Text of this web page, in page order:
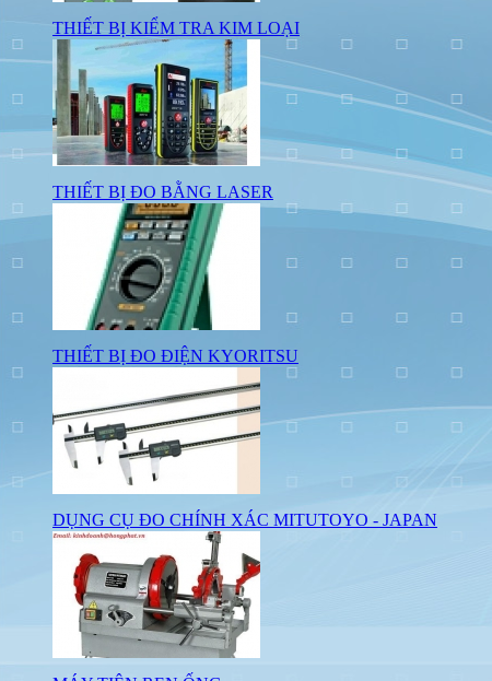
THIẾT BỊ KIỂM TRA KIM LOẠI
THIẾT BỊ ĐO BẰNG LASER
THIẾT BỊ ĐO ĐIỆN KYORITSU
DỤNG CỤ ĐO CHÍNH XÁC MITUTOYO - JAPAN